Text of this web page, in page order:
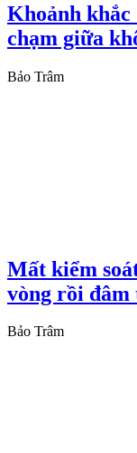
Khoảnh khắc
chạm giữa
Bảo Trâm
Mất kiểm
vòng rồi đâm
Bảo Trâm